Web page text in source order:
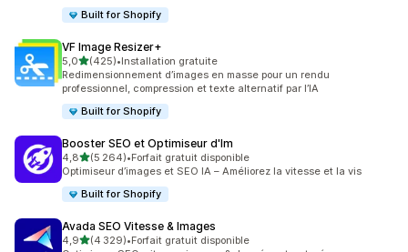
Built for Shopify
VF Image Resizer+
5,0étoile(s) sur 5
(425)
425 avis au total
•Installation gratuite
Redimensionnement d’images en masse pour un rendu
professionnel, compression et texte alternatif par l’IA
Built for Shopify
Booster SEO et Optimiseur d'Im
4,8étoile(s) sur 5
(5 264)
5264 avis au total
•Forfait gratuit disponible
Optimiseur d’images et SEO IA – Améliorez la vitesse et la vis
Built for Shopify
Avada SEO Vitesse & Images
4,9étoile(s) sur 5
(4 329)
4329 avis au total
•Forfait gratuit disponible